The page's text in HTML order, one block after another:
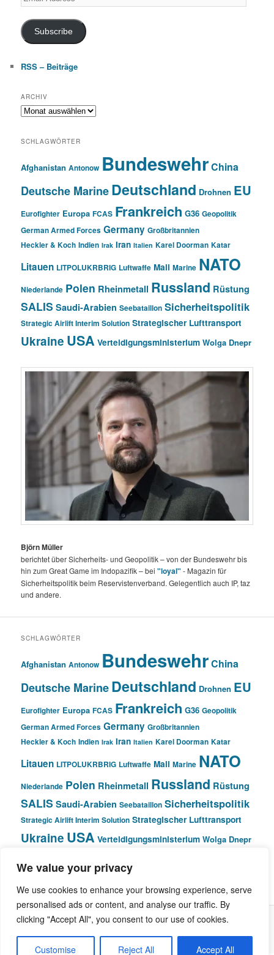
We value your privacy
We use cookies to enhance your browsing experience, serve
personalised ads or content, and analyse our traffic. By
clicking "Accept All", you consent to our use of cookies.
Customise Reject All Accept All
Address
Subscribe
RSS – Beiträge
ARCHIV
Archiv
SCHLAGWÖRTER
Afghanistan Antonow BundeswehrChina
Deutsche MarineDeutschland Drohnen EU
Eurofighter Europa FCAS Frankreich G36 Geopolitik
German Armed Forces Germany Großbritannien
Heckler & Koch Indien Irak Iran Italien Karel Doorman Katar
Litauen LITPOLUKRBRIG Luftwaffe Mali Marine NATO
Niederlande Polen Rheinmetall Russland Rüstung
SALIS Saudi-Arabien Seebataillon Sicherheitspolitik
Strategic Airlift Interim Solution Strategischer Lufttransport
Ukraine USA Verteidigungsministerium Wolga Dnepr
Björn Müller
berichtet über Sicherheits- und Geopolitik – von der Bundeswehr bis
hin zum Great Game im Indopazifik – bei"loyal" - Magazin für
Sicherheitspolitik beim Reservistenverband. Gelegentlich auch IP, taz
und andere.
SCHLAGWÖRTER
Afghanistan Antonow BundeswehrChina
Deutsche MarineDeutschland Drohnen EU
Eurofighter Europa FCAS Frankreich G36 Geopolitik
German Armed Forces Germany Großbritannien
Heckler & Koch Indien Irak Iran Italien Karel Doorman Katar
Litauen LITPOLUKRBRIG Luftwaffe Mali Marine NATO
Niederlande Polen Rheinmetall Russland Rüstung
SALIS Saudi-Arabien Seebataillon Sicherheitspolitik
Strategic Airlift Interim Solution Strategischer Lufttransport
Ukraine USA Verteidigungsministerium Wolga Dnepr
© Pivot Area